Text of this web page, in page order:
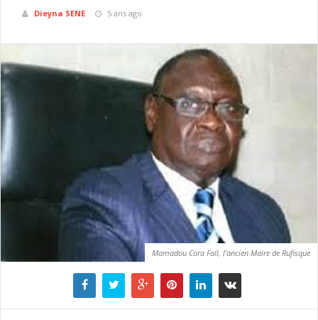
Dieyna SENE 5 ans ago
Mamadou Cora Fall, l’ancien Maire de Rufisque